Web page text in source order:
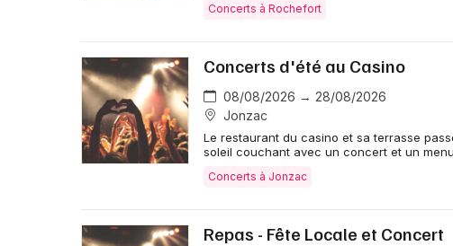
Concerts à Rochefort
Concerts d'été au Casino
08/08/2026 → 28/08/2026
Jonzac
Le restaurant du casino et sa terrasse
soleil couchant avec un concert et un
Concerts à Jonzac
Repas - Fête Locale et Concert